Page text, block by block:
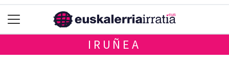
IRUÑEA